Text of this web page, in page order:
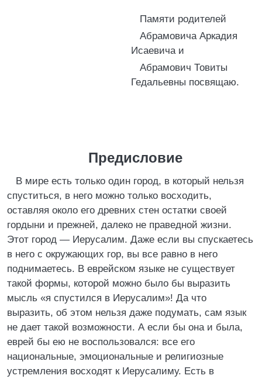
Памяти родителей
Абрамовича Аркадия
Исаевича и
Абрамович Товиты
Гедальевны посвящаю.
Предисловие
В мире есть только один город, в который нельзя
спуститься, в него можно только восходить,
оставляя около его древних стен остатки своей
гордыни и прежней, далеко не праведной жизни.
Этот город — Иерусалим. Даже если вы спускаетесь
в него с окружающих гор, вы все равно в него
поднимаетесь. В еврейском языке не существует
такой формы, которой можно было бы выразить
мысль «я спустился в Иерусалим»! Да что
выразить, об этом нельзя даже подумать, сам язык
не дает такой возможности. А если бы она и была,
еврей бы ею не воспользовался: все его
национальные, эмоциональные и религиозные
устремления восходят к Иерусалиму. Есть в